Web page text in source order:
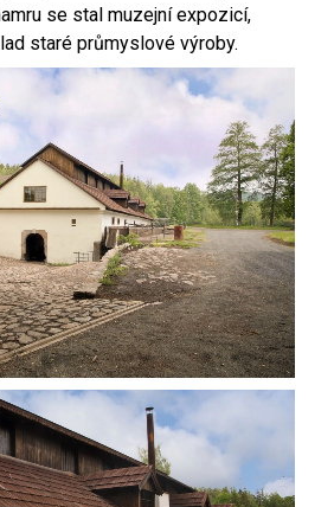
se stal muzejní expozicí,
staré průmyslové výroby.